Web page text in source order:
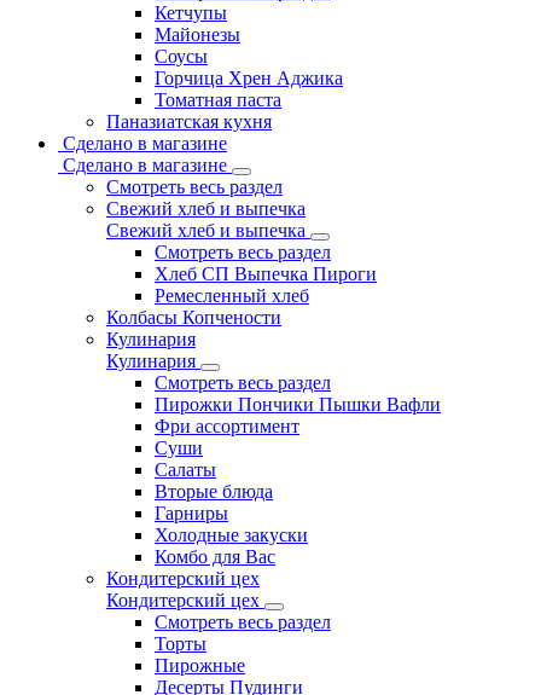
Кетчупы
Майонезы
Соусы
Горчица Хрен Аджика
Томатная паста
Паназиатская кухня
Сделано в магазине
Сделано в магазине
Смотреть весь раздел
Свежий хлеб и выпечка
Свежий хлеб и выпечка
Смотреть весь раздел
Хлеб СП Выпечка Пироги
Ремесленный хлеб
Колбасы Копчености
Кулинария
Кулинария
Смотреть весь раздел
Пирожки Пончики Пышки Вафли
Фри ассортимент
Суши
Салаты
Вторые блюда
Гарниры
Холодные закуски
Комбо для Вас
Кондитерский цех
Кондитерский цех
Смотреть весь раздел
Торты
Пирожные
Десерты Пудинги